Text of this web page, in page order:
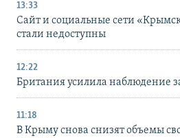
13:33
Сайт и социальные сети
стали недоступны
12:22
Британия усилила наблюдение
11:18
В Крыму снова снизят объемы